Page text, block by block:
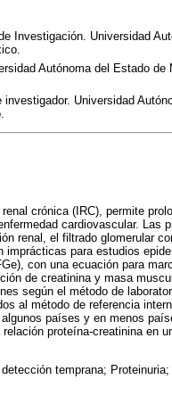
Investigación. Universidad
Autónoma del Estado
Universidad
crónica (IRC), permite
cardiovascular. Las
renal, el filtrado glomerular
imprácticas para estudios
con una ecuación para
de creatinina y masa
según el método de
al método de referencia
países y en menos
proteína-creatinina en
temprana;